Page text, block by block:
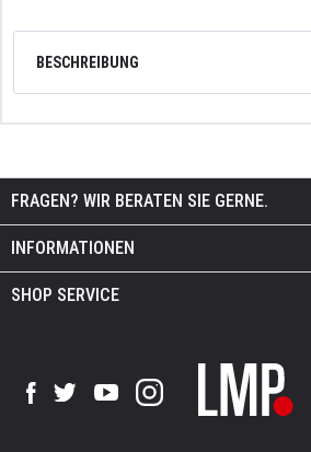
BESCHREIBUNG
FRAGEN? WIR BERATEN SIE GERNE.
INFORMATIONEN
SHOP SERVICE